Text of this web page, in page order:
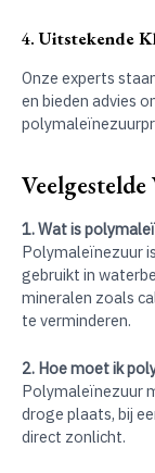
4.Uitstekende
Onze experts
en bieden advies
1. Wat is
Polymaleïnezuur
gebruikt in
mineralen zoals
te verminderen.
2. Hoe moet ik
Polymaleïnezuur
droge plaats, bij
direct zonlicht.